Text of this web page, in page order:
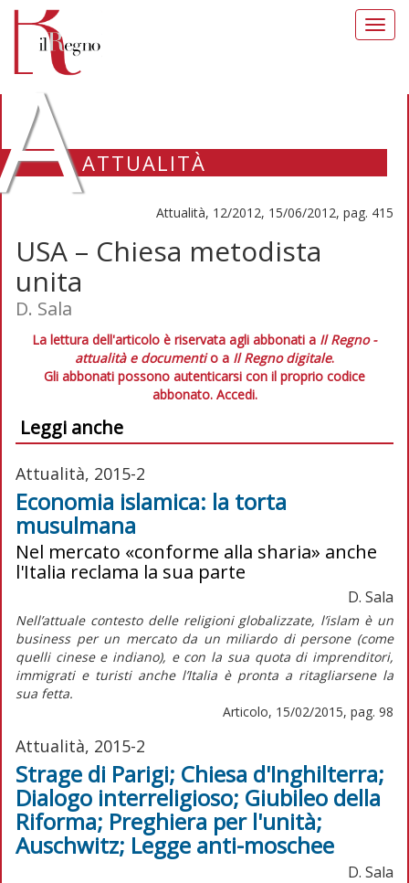
ATTUALITÀ
Attualità, 12/2012, 15/06/2012, pag. 415
USA – Chiesa metodista
unita
D. Sala
La lettura dell'articolo è riservata agli abbonati a Il Regno -
attualità e documentio a Il Regno digitale.
Gli abbonati possono autenticarsi con il proprio codice
abbonato. Accedi.
Leggi anche
Attualità, 2015-2
Economia islamica: la torta
musulmana
Nel mercato «conforme alla sharia» anche
l'Italia reclama la sua parte
D. Sala
Nell’attuale contesto delle religioni globalizzate, l’islam è un
business per un mercato da un miliardo di persone (come
quelli cinese e indiano), e con la sua quota di imprenditori,
immigrati e turisti anche l’Italia è pronta a ritagliarsene la
sua fetta.
Articolo, 15/02/2015, pag. 98
Attualità, 2015-2
Strage di Parigi; Chiesa d'Inghilterra;
Dialogo interreligioso; Giubileo della
Riforma; Preghiera per l'unità;
Auschwitz; Legge anti-moschee
D. Sala